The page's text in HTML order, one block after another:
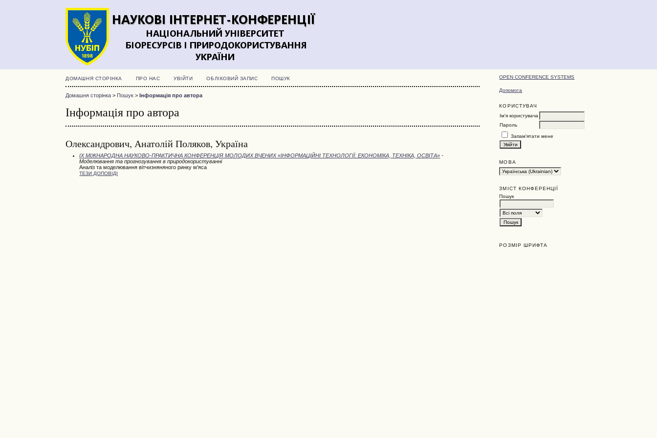
OPEN CONFERENCE SYSTEMS
Допомога
КОРИСТУВАЧ
Ім'я користувача
Пароль
Запам'ятати мене
МОВА
ЗМІСТ КОНФЕРЕНЦІЇ
Пошук
РОЗМІР ШРИФТА
ДОМАШНЯ СТОРІНКА ПРО НАС УВІЙТИ ОБЛІКОВИЙ ЗАПИС ПОШУК
Домашня сторінка > Пошук >Інформація про автора
Інформація про автора
Олександрович, Анатолій Поляков, Україна
IX МІЖНАРОДНА НАУКОВО-ПРАКТИЧНА КОНФЕРЕНЦІЯ МОЛОДИХ ВЧЕНИХ «ІНФОРМАЦІЙНІ ТЕХНОЛОГІЇ: ЕКОНОМІКА, ТЕХНІКА, ОСВІТА» -
Моделювання та прогнозування в природокористуванні
Аналіз та моделювання вітчизняняного ринку м'яса
ТЕЗИ ДОПОВІДІ